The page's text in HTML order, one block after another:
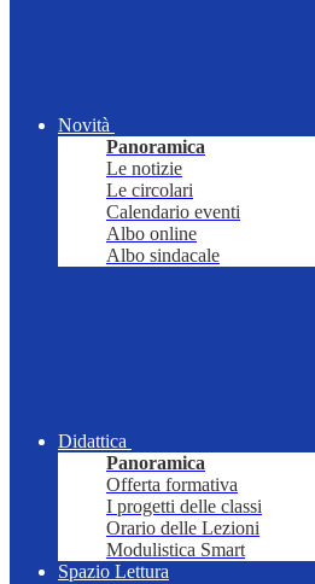
Novità
Panoramica
Le notizie
Le circolari
Calendario eventi
Albo online
Albo sindacale
Didattica
Panoramica
Offerta formativa
I progetti delle classi
Orario delle Lezioni
Modulistica Smart
Spazio Lettura